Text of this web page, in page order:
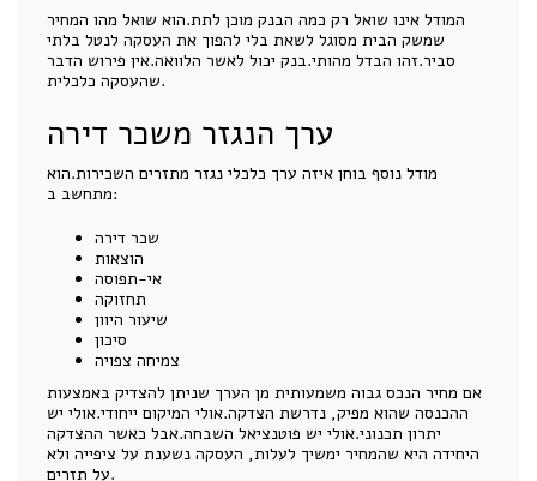
המודל אינו שואל רק כמה הבנק מוכן לתת.הוא שואל מהו המחיר
שמשק הבית מסוגל לשאת בלי להפוך את העסקה לנטל בלתי
סביר.זהו הבדל מהותי.בנק יכול לאשר הלוואה.אין פירוש הדבר
שהעסקה כלכלית.
ערך הנגזר משכר דירה
מודל נוסף בוחן איזה ערך כלכלי נגזר מתזרים השכירות.הוא
מתחשב ב:
שכר דירה
הוצאות
אי-תפוסה
תחזוקה
שיעור היוון
סיכון
צמיחה צפויה
אם מחיר הנכס גבוה משמעותית מן הערך שניתן להצדיק באמצעות
ההכנסה שהוא מפיק, נדרשת הצדקה.אולי המיקום ייחודי.אולי יש
יתרון תכנוני.אולי יש פוטנציאל השבחה.אבל כאשר ההצדקה
היחידה היא שהמחיר ימשיך לעלות, העסקה נשענת על ציפייה ולא
על תזרים.